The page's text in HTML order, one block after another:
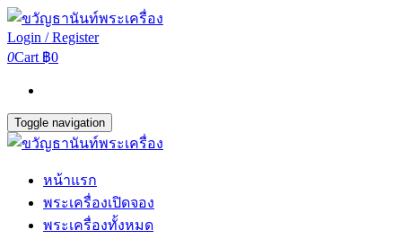
Login / Register
0Cart ฿0
Toggle navigation
หน้าแรก
พระเครื่องเปิดจอง
พระเครื่องทั้งหมด